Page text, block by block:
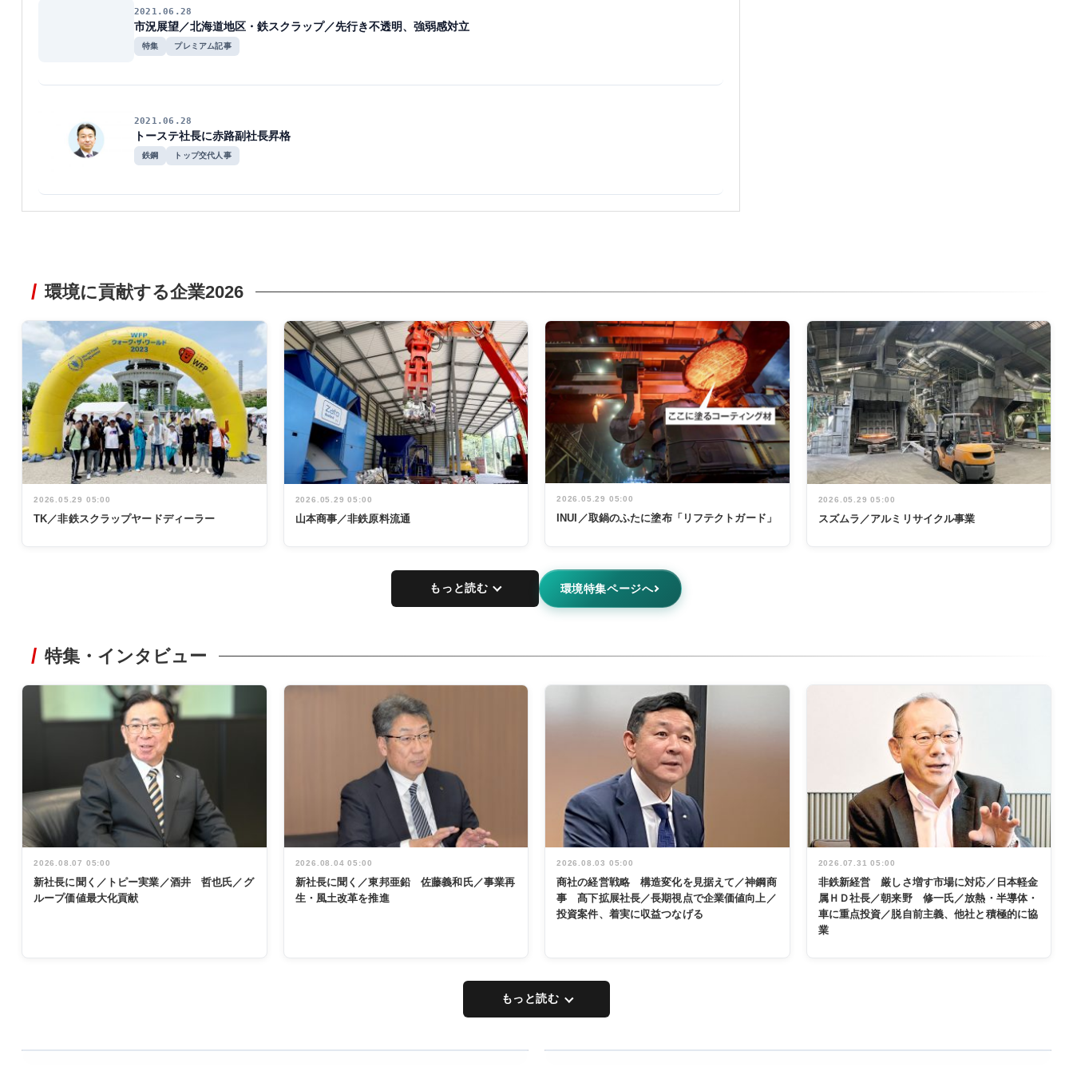
2021.06.28
市況展望／北海道地区・鉄スクラップ／先行き不透明、強弱感対立
特集 プレミアム記事
2021.06.28
トーステ社長に赤路副社長昇格
鉄鋼 トップ交代人事
環境に貢献する企業2026
2026.05.29 05:00
TK／非鉄スクラップヤードディーラー
2026.05.29 05:00
山本商事／非鉄原料流通
2026.05.29 05:00
INUI／取鍋のふたに塗布「リフテクトガード」
2026.05.29 05:00
スズムラ／アルミリサイクル事業
もっと読む 環境特集ページへ
特集・インタビュー
2026.08.07 05:00
新社長に聞く／トピー実業／酒井 哲也氏／グ
ループ価値最大化貢献
2026.08.04 05:00
新社長に聞く／東邦亜鉛 佐藤義和氏／事業再
生・風土改革を推進
2026.08.03 05:00
商社の経営戦略 構造変化を見据えて／神鋼商
事 髙下拡展社長／長期視点で企業価値向上／
投資案件、着実に収益つなげる
2026.07.31 05:00
非鉄新経営 厳しさ増す市場に対応／日本軽金
属ＨＤ社長／朝来野 修一氏／放熱・半導体・
車に重点投資／脱自前主義、他社と積極的に協
業
もっと読む